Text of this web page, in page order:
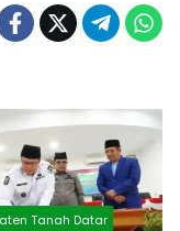
Tanah Datar